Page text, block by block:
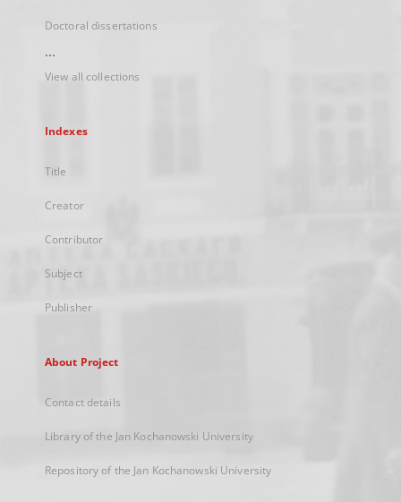
Doctoral dissertations
...
View all collections
Indexes
Title
Creator
Contributor
Subject
Publisher
About Project
Contact details
Library of the Jan Kochanowski University
Repository of the Jan Kochanowski University